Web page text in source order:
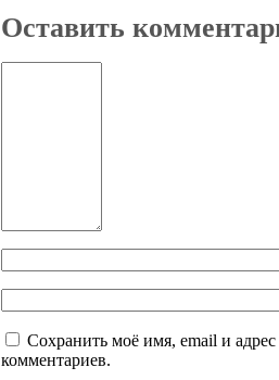
Оставить
Сохранить моё имя, email и
комментариев.